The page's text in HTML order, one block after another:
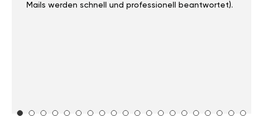
Mails werden schnell und professionell beantwortet).